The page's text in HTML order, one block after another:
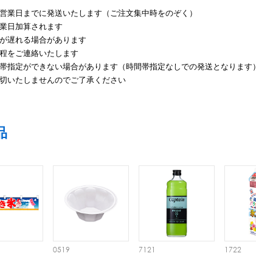
日までに発送いたします（ご注文集中時をのぞく）
日加算されます
遅れる場合があります
をご連絡いたします
指定ができない場合があります（時間帯指定なしでの発送となります）
いたしませんのでご了承ください
0519 7121 1722